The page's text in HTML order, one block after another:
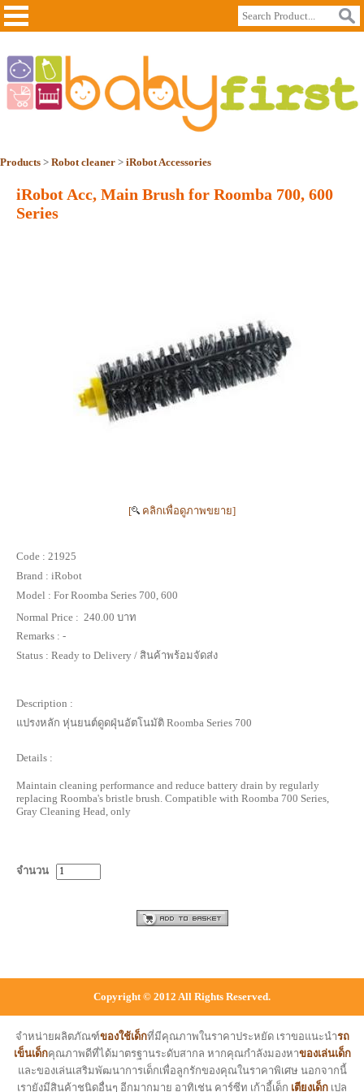
Products > Robot cleaner > iRobot Accessories
iRobot Acc, Main Brush for Roomba 700, 600
Series
[ คลิกเพื่อดูภาพขยาย]
Code : 21925
Brand : iRobot
Model : For Roomba Series 700, 600
Normal Price : 240.00 บาท
Remarks : -
Status : Ready to Delivery / สินค้าพร้อมจัดส่ง
Description :
แปรงหลัก หุ่นยนต์ดูดฝุ่นอัตโนมัติ Roomba Series 700
Details :
Maintain cleaning performance and reduce battery drain by regularly
replacing Roomba's bristle brush. Compatible with Roomba 700 Series,
Gray Cleaning Head, only
จำนวน
Copyright © 2012 All Rights Reserved.
จำหน่ายผลิตภัณฑ์ของใช้เด็กที่มีคุณภาพในราคาประหยัด เราขอแนะนำรถ
เข็นเด็กคุณภาพดีที่ได้มาตรฐานระดับสากล หากคุณกำลังมองหาของเล่นเด็ก
และของเล่นเสริมพัฒนาการเด็กเพื่อลูกรักของคุณในราคาพิเศษ นอกจากนี้
เรายังมีสินค้าชนิดอื่นๆ อีกมากมาย อาทิเช่น คาร์ซีท เก้าอี้เด็ก เตียงเด็ก เปล